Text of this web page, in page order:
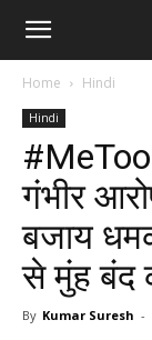
Janta
Reporter
Home Hindi
Hindi
#MeToo:
गंभीर
बजाय
से मुंह बंद
By Kumar Suresh -